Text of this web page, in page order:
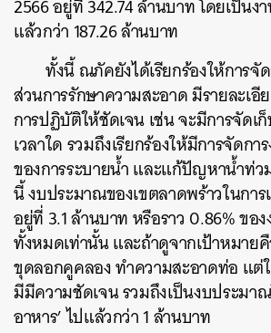
2566 อยู่ที่ 342.74 ล้านบาท โดยเป็นง
แล้วกว่า 187.26 ล้านบาท
ทั้งนี้ ณภัคยังได้เรียกร้องให้การจั
ส่วนการรักษาความสะอาด มีรายละเอี
การปฏิบัติให้ชัดเจน เช่น จะมีการจัดเ
เวลาใด รวมถึงเรียกร้องให้มีการจัดก
ของการระบายน้ำ และแก้ปัญหาน้ำท่
นี้ งบประมาณของเขตลาดพร้าวในก
อยู่ที่ 3.1 ล้านบาท หรือราว 0.86% ขอ
ทั้งหมดเท่านั้น และถ้าดูจากเป้าหมาย
ขุดลอกคูคลอง ทำความสะอาดท่อ แต่
มีมีความชัดเจน รวมถึงเป็นงบประมา
อาหาร’ ไปแล้วกว่า 1 ล้านบาท
SHARE TWEET LINE